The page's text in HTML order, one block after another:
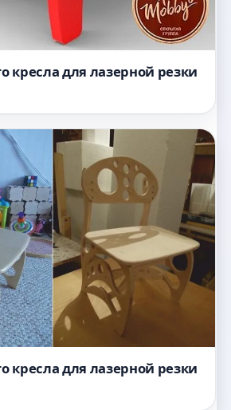
кресла для лазерной резки
кресла для лазерной резки